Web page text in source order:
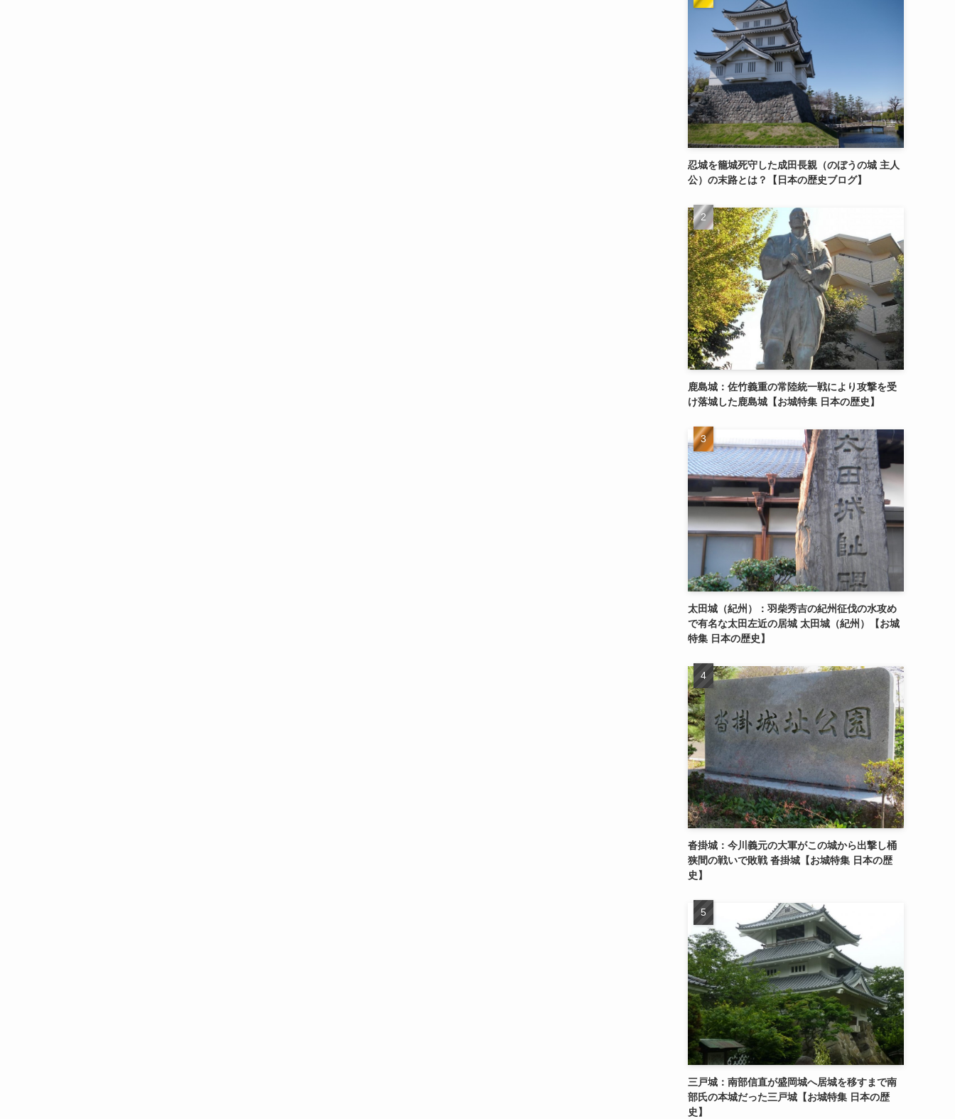
忍城を籠城死守した成田長親（のぼうの城 主人
公）の末路とは？【日本の歴史ブログ】
鹿島城：佐竹義重の常陸統一戦により攻撃を受
け落城した鹿島城【お城特集 日本の歴史】
太田城（紀州）：羽柴秀吉の紀州征伐の水攻め
で有名な太田左近の居城 太田城（紀州）【お城
特集 日本の歴史】
沓掛城：今川義元の大軍がこの城から出撃し桶
狭間の戦いで敗戦 沓掛城【お城特集 日本の歴
史】
三戸城：南部信直が盛岡城へ居城を移すまで南
部氏の本城だった三戸城【お城特集 日本の歴
史】